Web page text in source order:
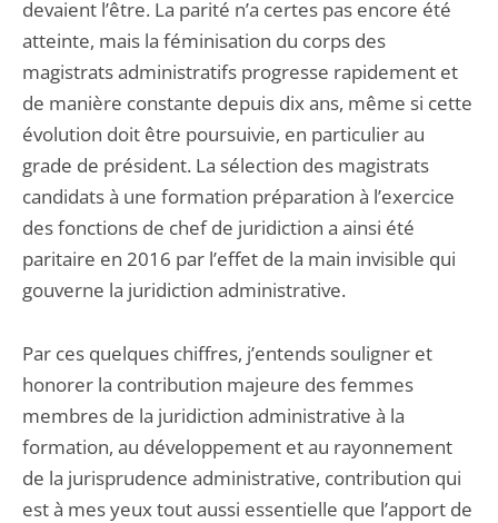
devaient l’être. La parité n’a certes pas encore été
atteinte, mais la féminisation du corps des
magistrats administratifs progresse rapidement et
de manière constante depuis dix ans, même si cette
évolution doit être poursuivie, en particulier au
grade de président. La sélection des magistrats
candidats à une formation préparation à l’exercice
des fonctions de chef de juridiction a ainsi été
paritaire en 2016 par l’effet de la main invisible qui
gouverne la juridiction administrative.
Par ces quelques chiffres, j’entends souligner et
honorer la contribution majeure des femmes
membres de la juridiction administrative à la
formation, au développement et au rayonnement
de la jurisprudence administrative, contribution qui
est à mes yeux tout aussi essentielle que l’apport de